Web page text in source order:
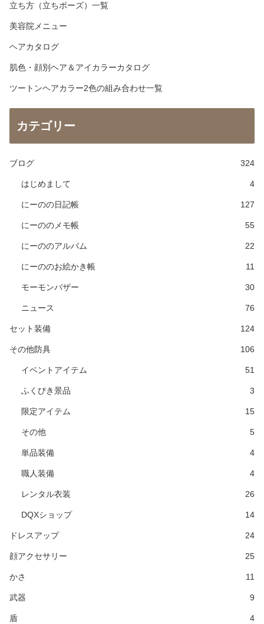
立ち方（立ちポーズ）一覧
美容院メニュー
ヘアカタログ
肌色・顔別ヘア＆アイカラーカタログ
ツートンヘアカラー2色の組み合わせ一覧
カテゴリー
ブログ 324
はじめまして 4
にーのの日記帳 127
にーののメモ帳 55
にーののアルバム 22
にーののお絵かき帳 11
モーモンバザー 30
ニュース 76
セット装備 124
その他防具 106
イベントアイテム 51
ふくびき景品 3
限定アイテム 15
その他 5
単品装備 4
職人装備 4
レンタル衣装 26
DQXショップ 14
ドレスアップ 24
顔アクセサリー 25
かさ 11
武器 9
盾 4